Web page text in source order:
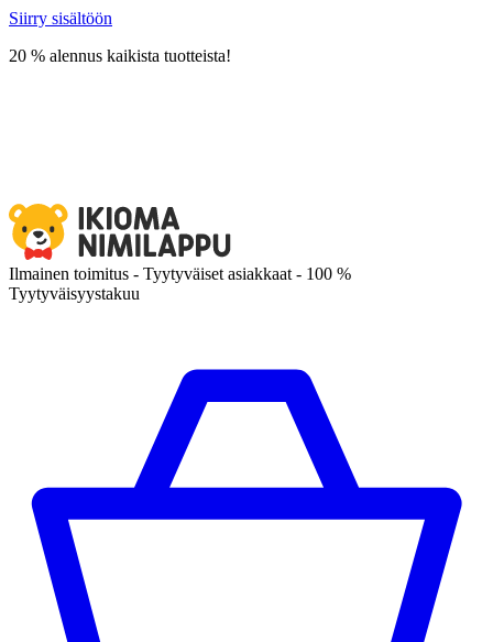
Siirry sisältöön
20 % alennus kaikista tuotteista!
Ilmainen toimitus - Tyytyväiset asiakkaat - 100 %
Tyytyväisyystakuu